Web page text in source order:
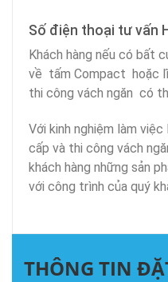
Số điện thoại tư vấn
Khách hàng nếu có bất
về tấm Compact hoặc
thi công vách ngăn có
Với kinh nghiệm làm
cấp và thi công vách
khách hàng những sản
với công trình của quý
THÔNG TIN